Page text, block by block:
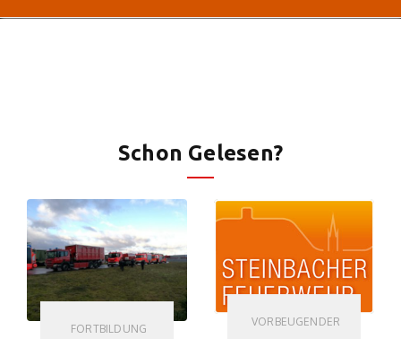
Schon Gelesen?
FORTBILDUNG
VORBEUGENDER